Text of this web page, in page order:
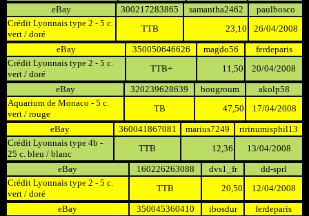
eBay
300217283865 samantha2462
paulbosco
Crédit Lyonnais type 2 - 5 c.
vert / doré
TTB 23,10
26/04/2008
eBay
350050646626 magdo56
ferdeparis
Crédit Lyonnais type 2 - 5 c.
vert / doré
TTB+ 11,50
20/04/2008
eBay
320239628639 bougroum
akolp58
Aquarium de Monaco - 5 c.
vert / rouge
TB 47,50
17/04/2008
eBay
360041867081 marius7249
ririnumisphil13
Crédit Lyonnais type 4b -
25 c. bleu / blanc
TTB 12,36
13/04/2008
eBay
160226263088 dvs1_fr
dd-sprl
Crédit Lyonnais type 2 - 5 c.
vert / doré
TTB 20,50
12/04/2008
eBay
350045360410 ibosdur
ferdeparis